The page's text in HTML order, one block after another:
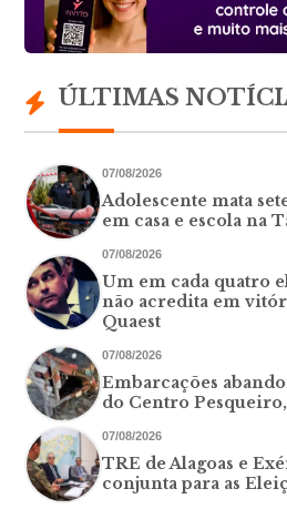
ÚLTIMAS
07/08/2026
Adolescente mata
em casa e escola na
07/08/2026
Um em cada quatro
não acredita em
Quaest
07/08/2026
Embarcações
do Centro
07/08/2026
TRE de Alagoas e
conjunta para as